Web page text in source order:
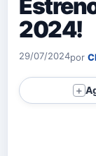
2024!
29/07/2024por
＋